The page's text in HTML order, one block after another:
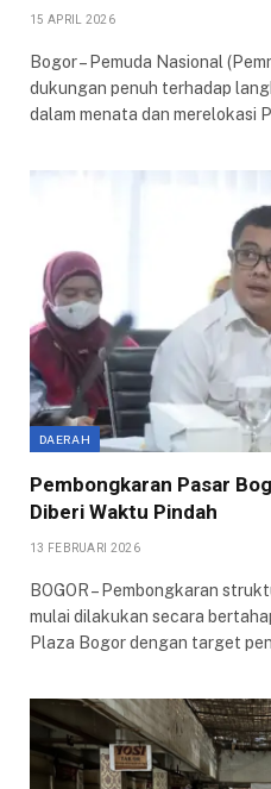
15 APRIL 2026
Bogor – Pemuda Nasional
dukungan penuh terhadap
dalam menata dan merelokasi
DAERAH
Pembongkaran Pasar
Diberi Waktu Pindah
13 FEBRUARI 2026
BOGOR – Pembongkaran
mulai dilakukan secara
Plaza Bogor dengan target